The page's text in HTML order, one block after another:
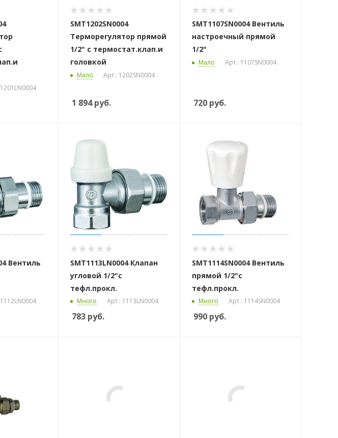
SMT1202SN0004
Терморегулятор прямой
1/2" с термостат.клап.и
головкой
Мало Арт.: 1202SN0004
1 894руб.
SMT1107SN0004 Вентиль
настроечный прямой
1/2"
Мало Арт.: 1107SN0004
720руб.
Вентиль
SMT1113LN0004 Клапан
угловой 1/2"с
тефл.прокл.
Много Арт.: 1113LN0004
783руб.
SMT1114SN0004 Вентиль
прямой 1/2"с
тефл.прокл.
Много Арт.: 1114SN0004
990руб.